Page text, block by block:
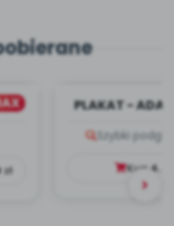
zł
PLAKAT -
Szybki
Kup